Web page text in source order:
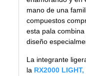
mano de una
compuestos
esta pala
diseño
La integrante
la RX2000 LIGHT,